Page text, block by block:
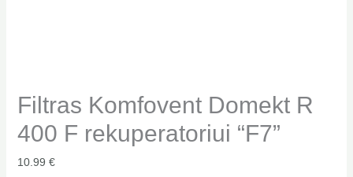
Filtras Komfovent Domekt R
400 F rekuperatoriui “F7”
10.99 €